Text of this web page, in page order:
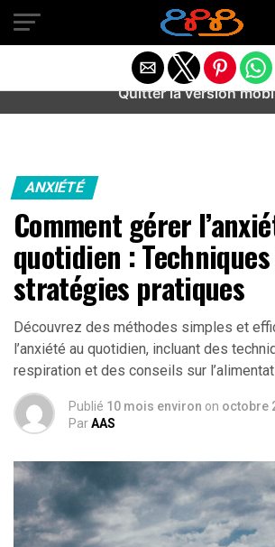
Warning
: preg_match(): Unknown modifier '/
/home/u589487443/domains/
content/plugins/idev-post-views/
ANXIÉTÉ
Comment gérer
quotidien :
stratégies pratiques
Découvrez des méthodes simples et
l’anxiété au quotidien, incluant des
respiration et des conseils sur
Publié 10 mois environ on octobre
ParAAS
Quitter la version